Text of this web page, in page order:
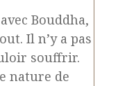
Bouddha,
Il n’y a pas
souffrir.
nature de